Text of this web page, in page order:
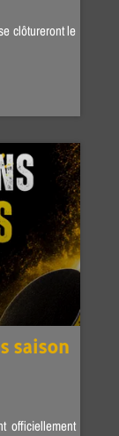
clôtureront le
saison
officiellement